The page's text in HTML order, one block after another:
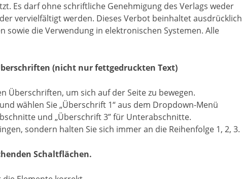
Es darf ohne schriftliche Genehmigung des Verlags weder
vervielfältigt werden. Dieses Verbot beinhaltet ausdrücklich
sowie die Verwendung in elektronischen Systemen. Alle
(nicht nur fettgedruckten Text)
Überschriften, um sich auf der Seite zu bewegen.
wählen Sie „Überschrift 1“ aus dem Dropdown-Menü
und „Überschrift 3” für Unterabschnitte.
sondern halten Sie sich immer an die Reihenfolge 1, 2, 3.
Schaltflächen.